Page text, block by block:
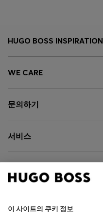
HUGO BOSS INSPIRATION
WE CARE
문의하기
서비스